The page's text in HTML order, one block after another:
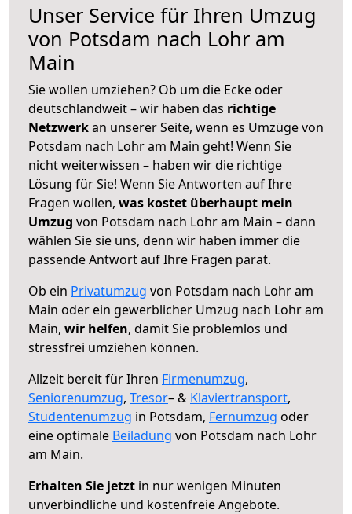
Unser Service für Ihren Umzug
von Potsdam nach Lohr am
Main
Sie wollen umziehen? Ob um die Ecke oder
deutschlandweit – wir haben das richtige
Netzwerkan unserer Seite, wenn es Umzüge von
Potsdam nach Lohr am Main geht! Wenn Sie
nicht weiterwissen – haben wir die richtige
Lösung für Sie! Wenn Sie Antworten auf Ihre
Fragen wollen, was kostet überhaupt mein
Umzug von Potsdam nach Lohr am Main – dann
wählen Sie sie uns, denn wir haben immer die
passende Antwort auf Ihre Fragen parat.
Ob ein Privatumzug von Potsdam nach Lohr am
Main oder ein gewerblicher Umzug nach Lohr am
Main, wir helfen, damit Sie problemlos und
stressfrei umziehen können.
Allzeit bereit für Ihren Firmenumzug,
Seniorenumzug, Tresor– & Klaviertransport,
Studentenumzug in Potsdam, Fernumzug oder
eine optimale Beiladung von Potsdam nach Lohr
am Main.
Erhalten Sie jetzt in nur wenigen Minuten
unverbindliche und kostenfreie Angebote.